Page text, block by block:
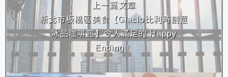
上一篇文章
新北市板橋區美食【Glacio比利時創意
冰品咖啡館】令人滿足的 Happy
Ending！